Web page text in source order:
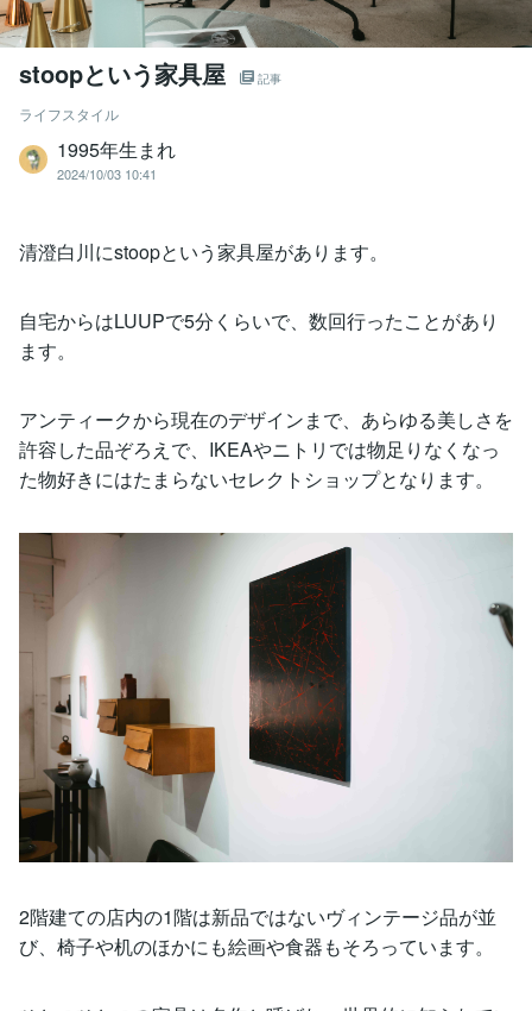
stoopという家具屋 記事
ライフスタイル
1995年生まれ
2024/10/03 10:41
清澄白川にstoopという家具屋があります。
自宅からはLUUPで5分くらいで、数回行ったことがあり
ます。
アンティークから現在のデザインまで、あらゆる美しさを
許容した品ぞろえで、IKEAやニトリでは物足りなくなっ
た物好きにはたまらないセレクトショップとなります。
2階建ての店内の1階は新品ではないヴィンテージ品が並
び、椅子や机のほかにも絵画や食器もそろっています。